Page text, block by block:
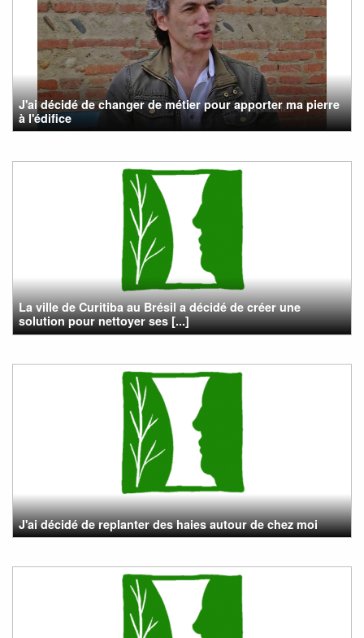
J'ai décidé de changer de métier pour apporter ma pierre
à l'édifice
La ville de Curitiba au Brésil a décidé de créer une
solution pour nettoyer ses [...]
J'ai décidé de replanter des haies autour de chez moi